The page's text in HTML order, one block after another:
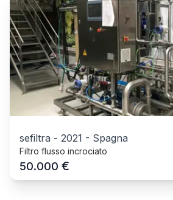
sefiltra - 2021 - Spagna
Filtro flusso incrociato
50.000 €